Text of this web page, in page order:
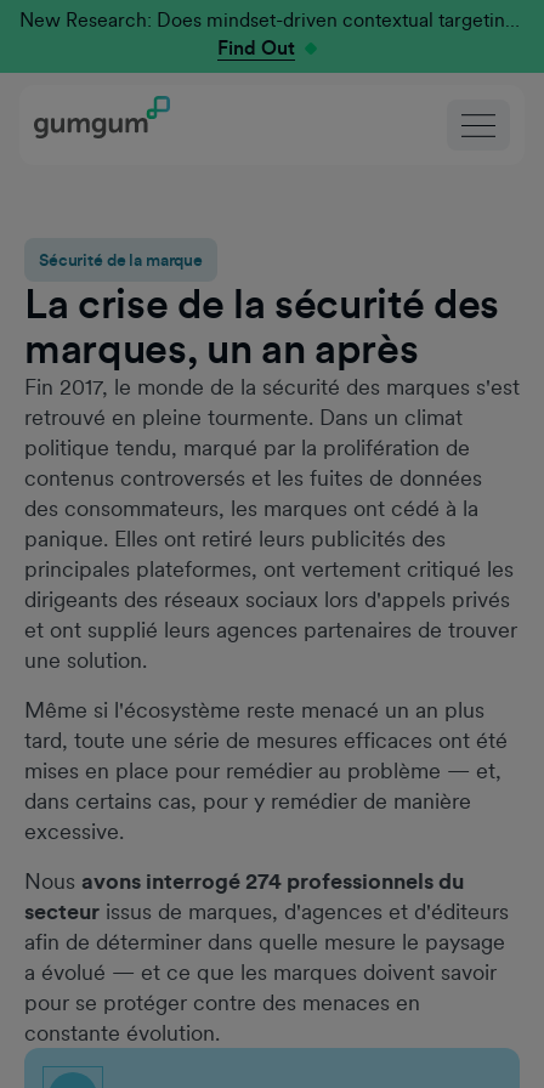
New Research: Does mindset-driven contextual targeting outperform traditional?
Find Out
Sécurité de la marque
La crise de la sécurité des
marques, un an après
Fin 2017, le monde de la sécurité des marques s'est
retrouvé en pleine tourmente. Dans un climat
politique tendu, marqué par la prolifération de
contenus controversés et les fuites de données
des consommateurs, les marques ont cédé à la
panique. Elles ont retiré leurs publicités des
principales plateformes, ont vertement critiqué les
dirigeants des réseaux sociaux lors d'appels privés
et ont supplié leurs agences partenaires de trouver
une solution.
Même si l'écosystème reste menacé un an plus
tard, toute une série de mesures efficaces ont été
mises en place pour remédier au problème — et,
dans certains cas, pour y remédier de manière
excessive.
Nous avons interrogé 274 professionnels du
secteur issus de marques, d'agences et d'éditeurs
afin de déterminer dans quelle mesure le paysage
a évolué — et ce que les marques doivent savoir
pour se protéger contre des menaces en
constante évolution.